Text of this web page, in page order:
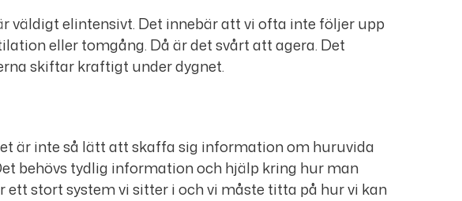
väldigt elintensivt. Det innebär att vi ofta inte följer upp
eller tomgång. Då är det svårt att agera. Det
skiftar kraftigt under dygnet.
är inte så lätt att skaffa sig information om huruvida
behövs tydlig information och hjälp kring hur man
stort system vi sitter i och vi måste titta på hur vi kan